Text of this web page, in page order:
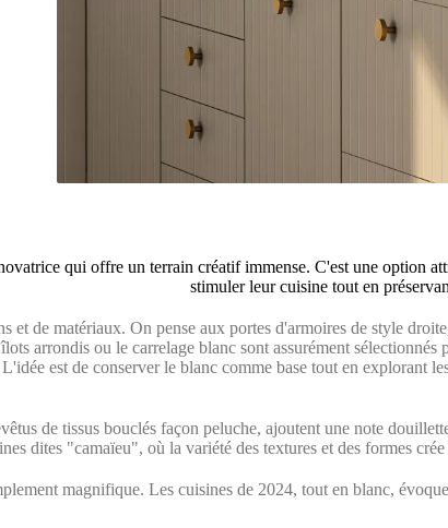
qui offre un terrain créatif immense. C'est une option
stimuler leur cuisine tout en
de matériaux. On pense aux portes d'armoires de style
arrondis ou le carrelage blanc sont assurément
est de conserver le blanc comme base tout en explorant
de tissus bouclés façon peluche, ajoutent une note
dites "camaïeu", où la variété des textures et des formes
magnifique. Les cuisines de 2024, tout en blanc,